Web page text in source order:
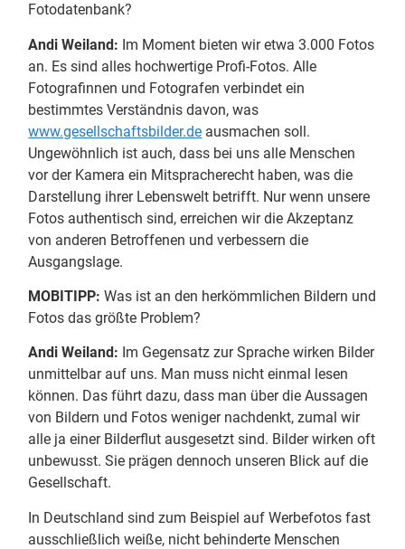
Fotodatenbank?
Andi Weiland: Im Moment bieten wir etwa 3.000 Fotos
an. Es sind alles hochwertige Profi-Fotos. Alle
Fotografinnen und Fotografen verbindet ein
bestimmtes Verständnis davon, was
www.gesellschaftsbilder.de ausmachen soll.
Ungewöhnlich ist auch, dass bei uns alle Menschen
vor der Kamera ein Mitspracherecht haben, was die
Darstellung ihrer Lebenswelt betrifft. Nur wenn unsere
Fotos authentisch sind, erreichen wir die Akzeptanz
von anderen Betroffenen und verbessern die
Ausgangslage.
MOBITIPP:Was ist an den herkömmlichen Bildern und
Fotos das größte Problem?
Andi Weiland: Im Gegensatz zur Sprache wirken Bilder
unmittelbar auf uns. Man muss nicht einmal lesen
können. Das führt dazu, dass man über die Aussagen
von Bildern und Fotos weniger nachdenkt, zumal wir
alle ja einer Bilderflut ausgesetzt sind. Bilder wirken oft
unbewusst. Sie prägen dennoch unseren Blick auf die
Gesellschaft.
In Deutschland sind zum Beispiel auf Werbefotos fast
ausschließlich weiße, nicht behinderte Menschen